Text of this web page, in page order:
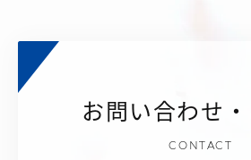
お問い合わせ
CONTACT